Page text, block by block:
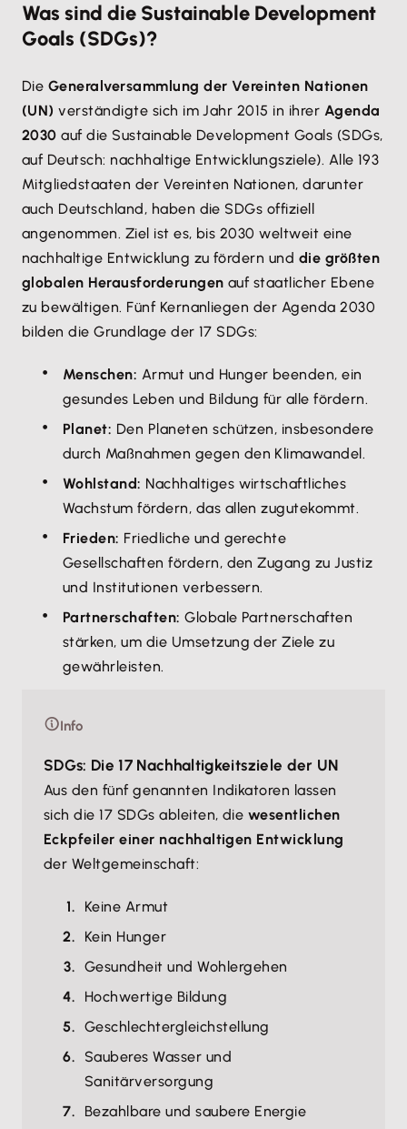
Was sind die Sustainable Development
Goals (SDGs)?
Die Generalversammlung der Vereinten Nationen
(UN) verständigte sich im Jahr 2015 in ihrer Agenda
2030 auf die Sustainable Development Goals (SDGs,
auf Deutsch: nachhaltige Entwicklungsziele). Alle 193
Mitgliedstaaten der Vereinten Nationen, darunter
auch Deutschland, haben die SDGs offiziell
angenommen. Ziel ist es, bis 2030 weltweit eine
nachhaltige Entwicklung zu fördern und die größten
globalen Herausforderungen auf staatlicher Ebene
zu bewältigen. Fünf Kernanliegen der Agenda 2030
bilden die Grundlage der 17 SDGs:
Menschen: Armut und Hunger beenden, ein
gesundes Leben und Bildung für alle fördern.
Planet: Den Planeten schützen, insbesondere
durch Maßnahmen gegen den Klimawandel.
Wohlstand: Nachhaltiges wirtschaftliches
Wachstum fördern, das allen zugutekommt.
Frieden: Friedliche und gerechte
Gesellschaften fördern, den Zugang zu Justiz
und Institutionen verbessern.
Partnerschaften: Globale Partnerschaften
stärken, um die Umsetzung der Ziele zu
gewährleisten.
Info
SDGs: Die 17 Nachhaltigkeitsziele der UN
Aus den fünf genannten Indikatoren lassen
sich die 17 SDGs ableiten, die wesentlichen
Eckpfeiler einer nachhaltigen Entwicklung
der Weltgemeinschaft:
Keine Armut
Kein Hunger
Gesundheit und Wohlergehen
Hochwertige Bildung
Geschlechtergleichstellung
Sauberes Wasser und
Sanitärversorgung
Bezahlbare und saubere Energie